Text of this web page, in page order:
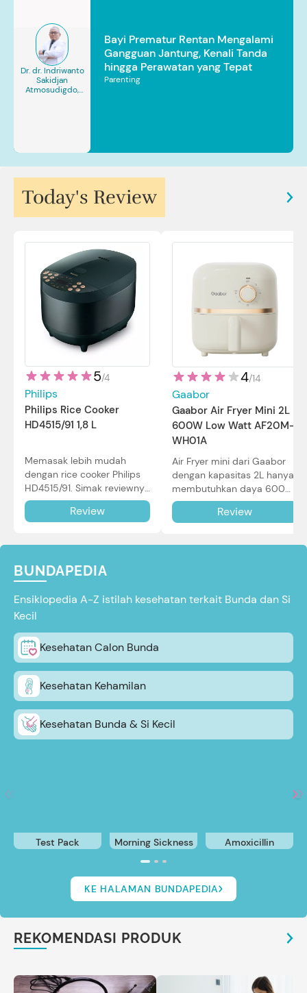
Dr. dr. Indriwanto
Sakidjan
Atmosudigdo,
Bayi Prematur Rentan Mengalami
Gangguan Jantung, Kenali Tanda
hingga Perawatan yang Tepat
Parenting
Today's Review
5/4
Philips
Philips Rice Cooker
HD4515/91 1,8 L
Memasak lebih mudah
dengan rice cooker Philips
HD4515/91. Simak reviewnya
di sini.
Review
4/14
Gaabor
Gaabor Air Fryer Mini 2L
600W Low Watt AF20M-
WH01A
Air Fryer mini dari Gaabor
dengan kapasitas 2L hanya
membutuhkan daya 600W
dalam pemakaian. Simak
review selengkapnya di sini.
Review
BUNDAPEDIA
Ensiklopedia A-Z istilah kesehatan terkait Bunda dan Si
Kecil
Kesehatan Calon Bunda
Kesehatan Kehamilan
Kesehatan Bunda & Si Kecil
Test Pack Morning Sickness Amoxicillin
KE HALAMAN BUNDAPEDIA
REKOMENDASI PRODUK